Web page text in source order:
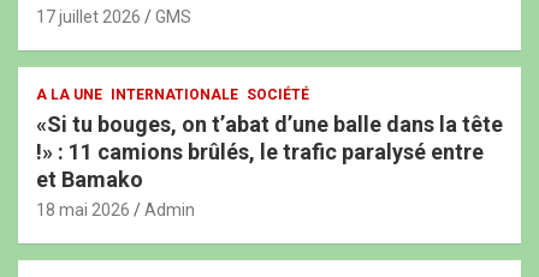
17 juillet 2026 GMS
A LA UNE INTERNATIONALE SOCIÉTÉ
«Si tu bouges, on t’abat d’une balle dans la tête
!» : 11 camions brûlés, le trafic paralysé entre
et Bamako
18 mai 2026 Admin